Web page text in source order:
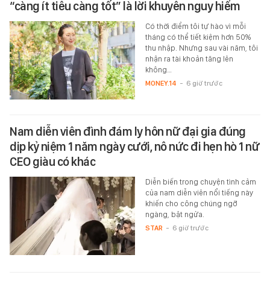
“càng ít tiêu càng tốt” là lời khuyên nguy hiểm
Có thời điểm tôi tự hào vì mỗi
tháng có thể tiết kiệm hơn 50%
thu nhập. Nhưng sau vài năm, tôi
nhận ra tài khoản tăng lên
không…
MONEY.14 - 6 giờ trước
Nam diễn viên đình đám ly hôn nữ đại gia đúng
dịp kỷ niệm 1 năm ngày cưới, nô nức đi hẹn hò 1 nữ
CEO giàu có khác
Diễn biến trong chuyện tình cảm
của nam diễn viên nổi tiếng này
khiến cho công chúng ngỡ
ngàng, bật ngửa.
STAR - 6 giờ trước